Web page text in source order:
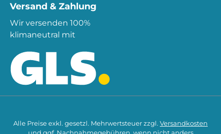
Versand & Zahlung
Wir versenden 100%
klimaneutral mit
Alle Preise exkl. gesetzl. Mehrwertsteuer zzgl. Versandkosten